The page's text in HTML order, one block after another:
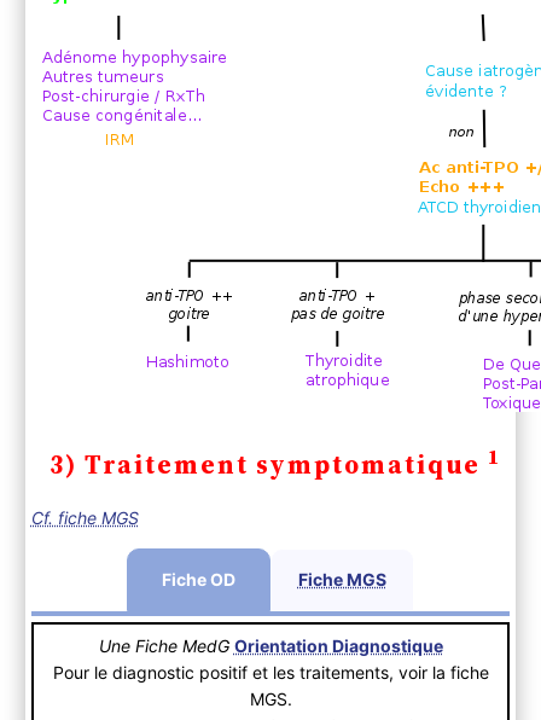
3) Traitement symptomatique 1
Cf. fiche MGS
Fiche OD Fiche MGS
Une Fiche MedG Orientation Diagnostique
Pour le diagnostic positif et les traitements, voir la fiche
MGS.